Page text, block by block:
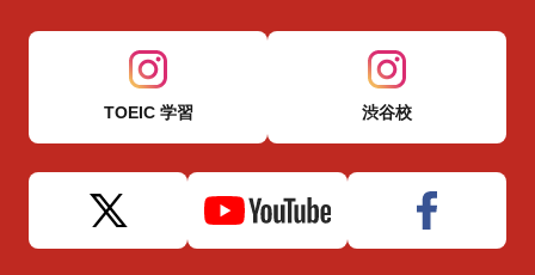
TOEIC 学習 渋谷校